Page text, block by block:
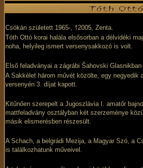
Csókán született 1965-, †2005, Zenta.
Tóth Ottó korai halála elsősorban a délvidéki
noha, helyileg ismert versenysakkozó is volt.
Első feladványai a zágrábi Šahovski
A Sakkélet három művét közölte, egy negyedik
versenyén 3. díjat kapott.
Kitűnően szerepelt a Jugoszlávia I. amatőr
mattfeladvány osztályban két szerzeménye
másik elismerésben részesült.
A Schach, a belgrádi Mezija, a Magyar Szó, a
is találkozhatunk műveivel.